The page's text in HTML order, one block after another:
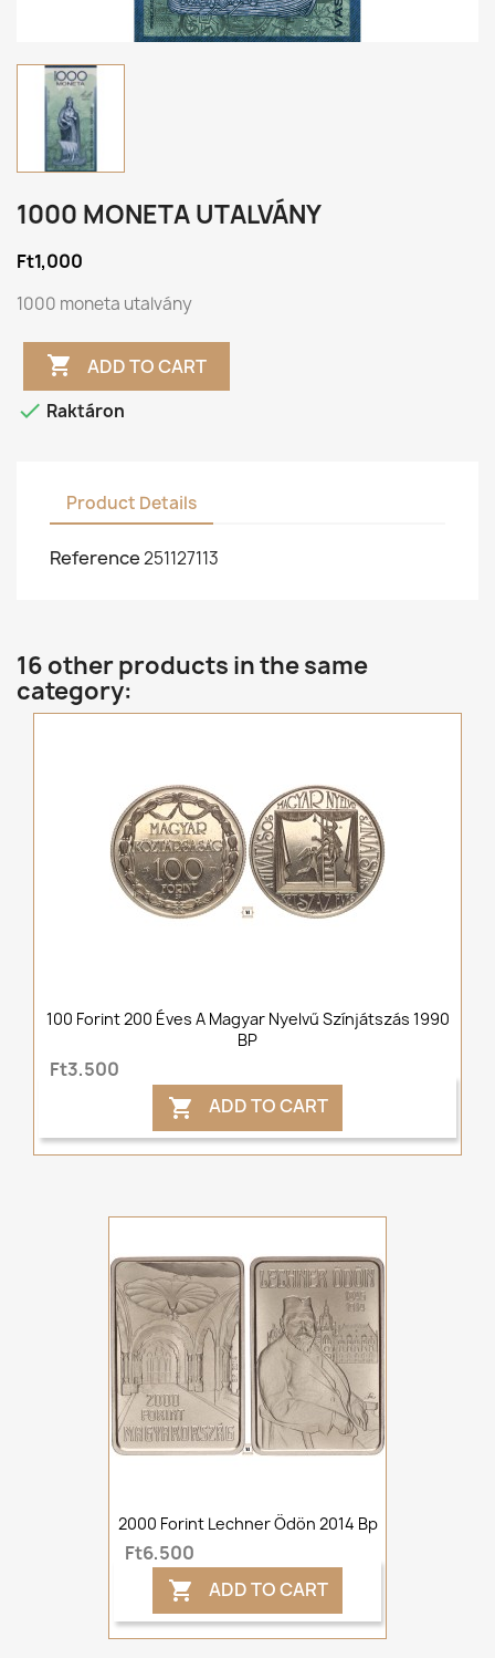
1000 MONETA UTALVÁNY
Ft1,000
1000 moneta utalvány
 ADD TO CART
 Raktáron
Product Details
Reference251127113
16 other products in the same
category:
100 Forint 200 Éves A Magyar Nyelvű Színjátszás 1990
BP
Ft3,500
 ADD TO CART
2000 Forint Lechner Ödön 2014 Bp
Ft6,500
 ADD TO CART